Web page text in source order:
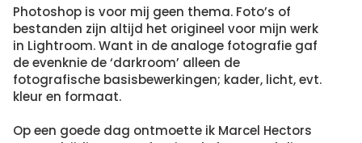
Photoshop is voor mij geen thema. Foto’s of
bestanden zijn altijd het origineel voor mijn werk
in Lightroom. Want in de analoge fotografie gaf
de evenknie de ‘darkroom’ alleen de
fotografische basisbewerkingen; kader, licht, evt.
kleur en formaat.
Op een goede dag ontmoette ik Marcel Hectors